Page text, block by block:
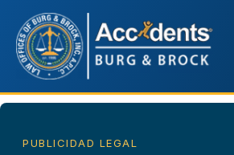
PUBLICIDAD LEGAL